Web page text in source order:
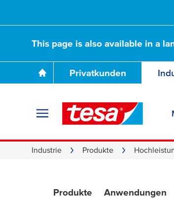
This page is also available in a
Privatkunden
Industrie Produkte
Design und
Produkte Anwendungen